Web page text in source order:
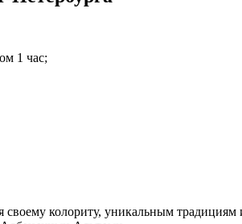
1 час;
своему колориту, уникальным